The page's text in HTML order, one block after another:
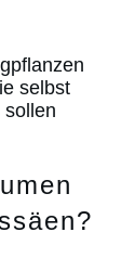
selbst
sollen